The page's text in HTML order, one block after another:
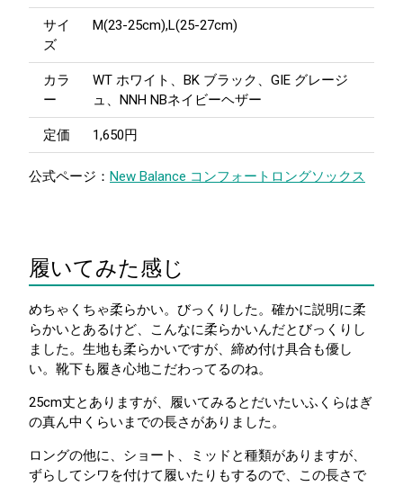
サイ
ズ
M(23-25cm),L(25-27cm)
カラ
ー
WT ホワイト、BK ブラック、GIE グレージ
ュ、NNH NBネイビーヘザー
定価 1,650円
公式ページ： New Balance コンフォートロングソックス
履いてみた感じ
めちゃくちゃ柔らかい。びっくりした。確かに説明に柔
らかいとあるけど、こんなに柔らかいんだとびっくりし
ました。生地も柔らかいですが、締め付け具合も優し
い。靴下も履き心地こだわってるのね。
25cm丈とありますが、履いてみるとだいたいふくらはぎ
の真ん中くらいまでの長さがありました。
ロングの他に、ショート、ミッドと種類がありますが、
ずらしてシワを付けて履いたりもするので、この長さで